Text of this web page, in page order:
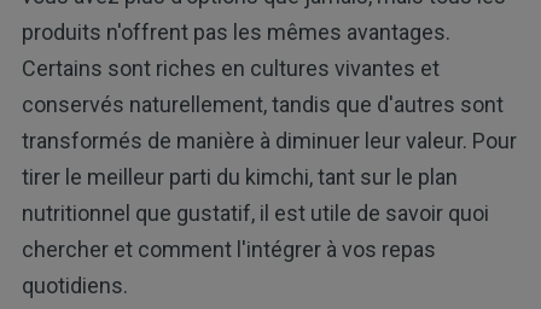
produits n'offrent pas les mêmes avantages.
Certains sont riches en cultures vivantes et
conservés naturellement, tandis que d'autres sont
transformés de manière à diminuer leur valeur. Pour
tirer le meilleur parti du kimchi, tant sur le plan
nutritionnel que gustatif, il est utile de savoir quoi
chercher et comment l'intégrer à vos repas
quotidiens.